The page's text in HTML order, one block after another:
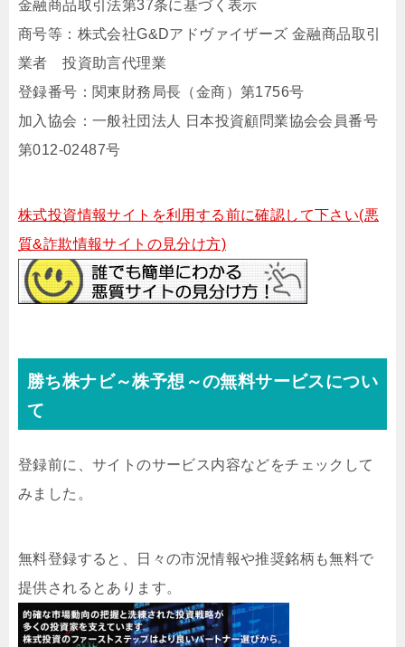
金融商品取引法第37条に基づく表示
商号等：株式会社G&Dアドヴァイザーズ 金融商品取引
業者 投資助言代理業
登録番号：関東財務局長（金商）第1756号
加入協会：一般社団法人 日本投資顧問業協会会員番号
第012-02487号
株式投資情報サイトを利用する前に確認して下さい(悪
質&詐欺情報サイトの見分け方)
勝ち株ナビ～株予想～の無料サービスについ
て
登録前に、サイトのサービス内容などをチェックして
みました。
無料登録すると、日々の市況情報や推奨銘柄も無料で
提供されるとあります。